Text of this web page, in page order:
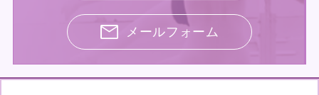
メールフォーム